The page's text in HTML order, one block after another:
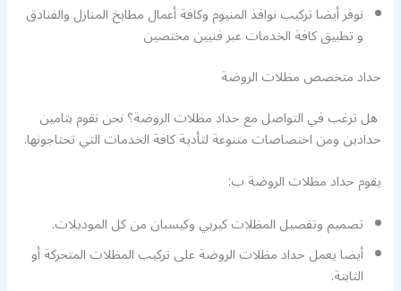
نوفر أيضا تركيب نوافذ المنيوم وكافة أعمال مطابخ المنازل والفنادق
و تطبيق كافة الخدمات عبر فنيين مختصين
حداد متخصص مظلات الروضة
هل ترغب في التواصل مع حداد مظلات الروضة؟ نحن نقوم بتامين
حدادين ومن اختصاصات متنوعة لتأدية كافة الخدمات التي تحتاجونها.
يقوم حداد مظلات الروضة ب:
تصميم وتفصيل المظلات كيربي وكيسبان من كل الموديلات.
أيضا يعمل حداد مظلات الروضة على تركيب المظلات المتحركة أو
الثابتة.